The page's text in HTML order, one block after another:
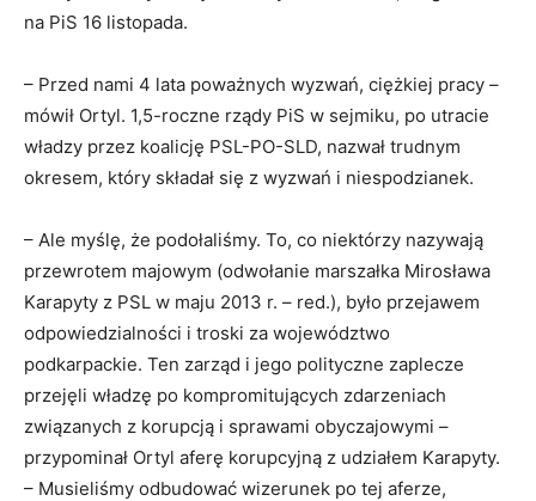
na PiS 16 listopada.
– Przed nami 4 lata poważnych wyzwań, ciężkiej pracy –
mówił Ortyl. 1,5-roczne rządy PiS w sejmiku, po utracie
władzy przez koalicję PSL-PO-SLD, nazwał trudnym
okresem, który składał się z wyzwań i niespodzianek.
– Ale myślę, że podołaliśmy. To, co niektórzy nazywają
przewrotem majowym (odwołanie marszałka Mirosława
Karapyty z PSL w maju 2013 r. – red.), było przejawem
odpowiedzialności i troski za województwo
podkarpackie. Ten zarząd i jego polityczne zaplecze
przejęli władzę po kompromitujących zdarzeniach
związanych z korupcją i sprawami obyczajowymi –
przypominał Ortyl aferę korupcyjną z udziałem Karapyty.
– Musieliśmy odbudować wizerunek po tej aferze,